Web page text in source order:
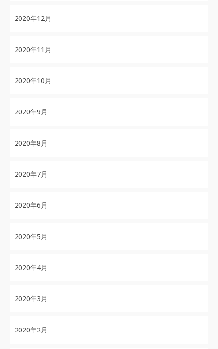
2020年12月
2020年11月
2020年10月
2020年9月
2020年8月
2020年7月
2020年6月
2020年5月
2020年4月
2020年3月
2020年2月